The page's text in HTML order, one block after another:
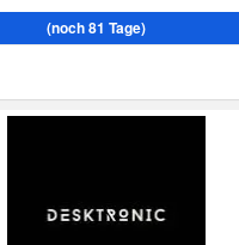
(noch 81 Tage)